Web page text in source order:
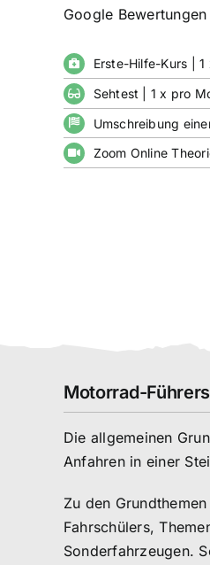
Google Bewertungen
Erste-Hilfe-Kurs |
Sehtest | 1 x pro
Umschreibung
Zoom Online
Motorrad-
Die allgemeinen
Anfahren in einer
Zu den
Fahrschülers,
Sonderfahrzeugen.